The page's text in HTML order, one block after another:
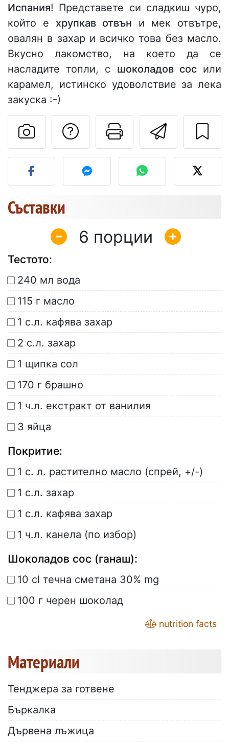
Испания! Представете си сладкиш чуро,
който е хрупкав отвън и мек отвътре,
овалян в захар и всичко това без масло.
Вкусно лакомство, на което да се
насладите топли, с шоколадов сосили
карамел, истинско удоволствие за лека
закуска :-)
Да зададете
Публикувайте своя
Съставки
6
Тестото:
240 мл вода
115 г масло
1 с.л. кафява захар
2 с.л. захар
1 щипка сол
170 г брашно
1 ч.л. екстракт от ванилия
3 яйца
Покритие:
1 с. л. растително масло (спрей, +/-)
1 с.л. захар
1 с.л. кафява захар
1 ч.л. канела (по избор)
Шоколадов сос (ганаш):
10 cl течна сметана 30% mg
100 г черен шоколад
nutrition facts
Материали
Тенджера за готвене
Бъркалка
Дървена лъжица